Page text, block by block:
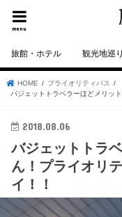
menu
旅館・ホテル 観光地巡り
HOME
プライオリティパス
バジェットトラベラーほどメリッ
2018.08.06
バジェットトラ
ん！プライオリ
イ！！